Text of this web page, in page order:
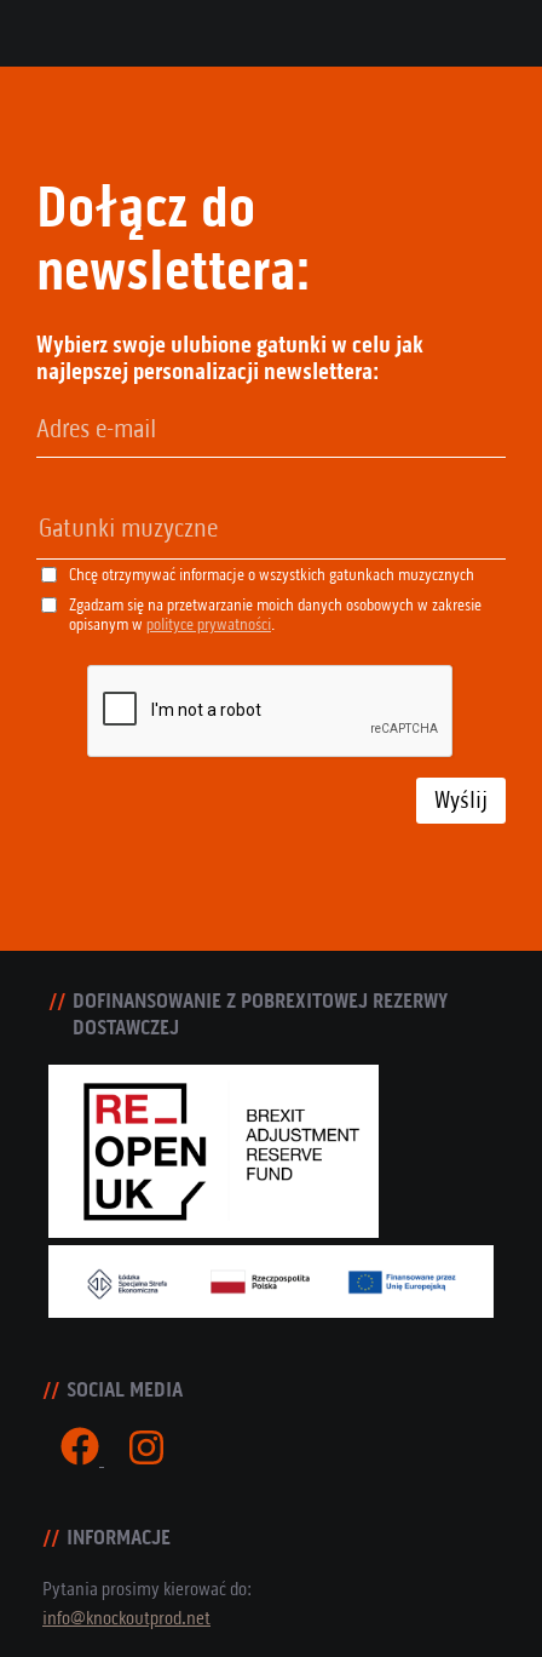
Dołącz do
newslettera:
Wybierz swoje ulubione gatunki w celu jak
najlepszej personalizacji newslettera:
Chcę otrzymywać informacje o wszystkich gatunkach muzycznych
Zgadzam się na przetwarzanie moich danych osobowych w zakresie
opisanym w polityce prywatności.
Wyślij
DOFINANSOWANIE Z POBREXITOWEJ REZERWY
DOSTAWCZEJ
SOCIAL MEDIA
INFORMACJE
Pytania prosimy kierować do:
info@knockoutprod.net